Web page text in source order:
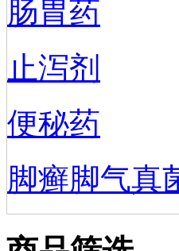
肠胃药
止泻剂
便秘药
脚癣脚气真